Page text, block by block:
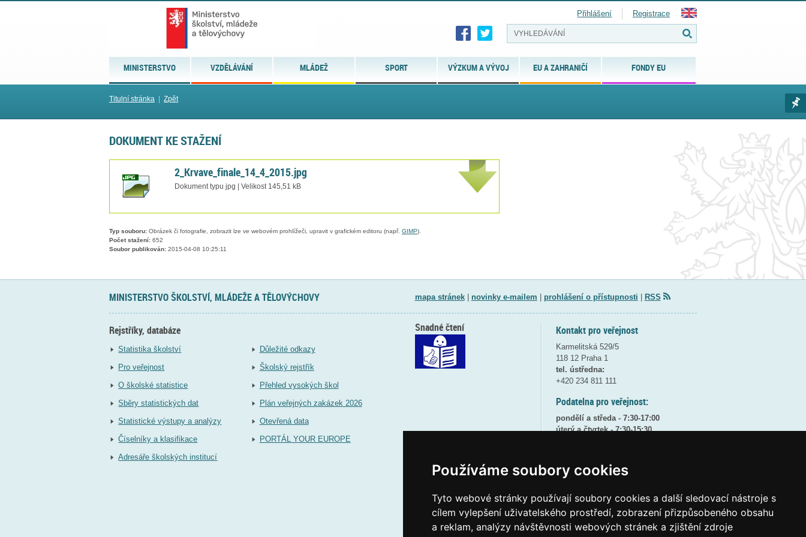
Používáme soubory cookies
Tyto webové stránky používají soubory cookies a další sledovací nástroje s
cílem vylepšení uživatelského prostředí, zobrazení přizpůsobeného obsahu
a reklam, analýzy návštěvnosti webových stránek a zjištění zdroje
MINISTERSTVO VZDĚLÁVÁNÍ MLÁDEŽ SPORT VÝZKUM A VÝVOJ EU A ZAHRANIČÍ FONDY EU
Přihlášení Registrace
Titulní stránka Zpět
DOKUMENT KE STAŽENÍ
2_Krvave_finale_14_4_2015.jpg
Dokument typu jpg | Velikost 145,51 kB
Typ souboru: Obrázek či fotografie, zobrazit lze ve webovém prohlížeči, upravit v grafickém editoru (např. GIMP).
Počet stažení: 652
Soubor publikován: 2015-04-08 10:25:11
MINISTERSTVO ŠKOLSTVÍ, MLÁDEŽE A TĚLOVÝCHOVY mapa stránek| novinky e-mailem prohlášení o přístupnosti RSS
Rejstříky, databáze
Statistika školství
Pro veřejnost
O školské statistice
Sběry statistických dat
Statistické výstupy a analýzy
Číselníky a klasifikace
Adresáře školských institucí
Důležité odkazy
Školský rejstřík
Přehled vysokých škol
Plán veřejných zakázek 2026
Otevřená data
PORTÁL YOUR EUROPE
Kontakt pro veřejnost
Karmelitská 529/5
118 12 Praha 1
tel. ústředna:
+420 234 811 111
Podatelna pro veřejnost:
pondělí a středa - 7:30-17:00
úterý a čtvrtek - 7:30-15:30
8:30 - 9:30 - bezpečnostní přestávka
(více informacíZDE)
Elektronická podatelna:
posta@msmtgov cz
ID datové schránky:vidaawt
Snadné čtení